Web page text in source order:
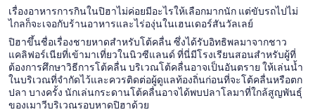
เรื่องอาหารการกินในปิฮาไม่ค่อยมีอะไรให้เลือกมากนัก แต่ขับรถไปไม่
ไกลก็จะเจอกับร้านอาหารและไร่องุ่นในเฮนเดอร์สันวัลเลย์
ปิฮาขึ้นชื่อเรื่องชายหาดสำหรับโต้คลื่น ซึ่งได้รับอิทธิพลมาจากชาว
แคลิฟอร์เนียที่เข้ามาเที่ยวในนิวซีแลนด์ ที่นี่มีโรงเรียนสอนสำหรับผู้ที่
ต้องการศึกษาวิธีการโต้คลื่น บริเวณโต้คลื่นอาจเป็นอันตราย ให้เล่นน้ำ
ในบริเวณที่จำกัดไว้และควรติดต่อผู้ดูแลท้องถิ่นก่อนที่จะโต้คลื่นหรือตก
ปลา บางครั้ง นักเล่นกระดานโต้คลื่นอาจได้พบปลาโลมาที่ใกล้สูญพันธุ์
ของเมาวีบริเวณรอบหาดปิฮาด้วย